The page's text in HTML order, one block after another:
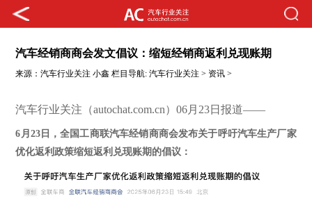
汽车经销商商会发文倡议：缩短经销商返利兑现账期
来源：汽车行业关注 小鑫 栏目导航:汽车行业关注 > 资讯 >
汽车行业关注（autochat.com.cn）06月23日报道——
6月23日，全国工商联汽车经销商商会发布关于呼吁汽车生产厂家
优化返利政策缩短返利兑现账期的倡议：